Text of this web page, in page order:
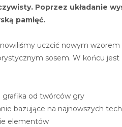
Poprzez układanie
pamięć.
uczcić nowym
sosem. W końcu jest
grafika od twórców gry
bazujące na najnowszych
elementów